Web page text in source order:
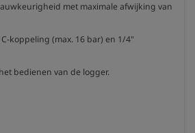
met maximale afwijking van
koppeling (max. 16 bar) en 1/4"
bedienen van de logger.